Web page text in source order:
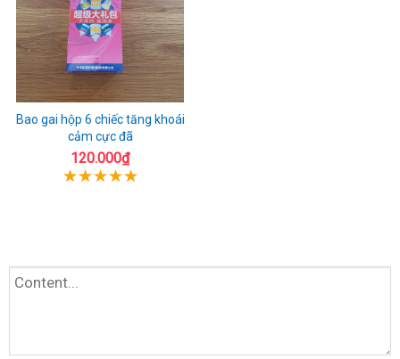
Bao gai hộp 6 chiếc tăng khoái
cảm cực đã
120.000₫